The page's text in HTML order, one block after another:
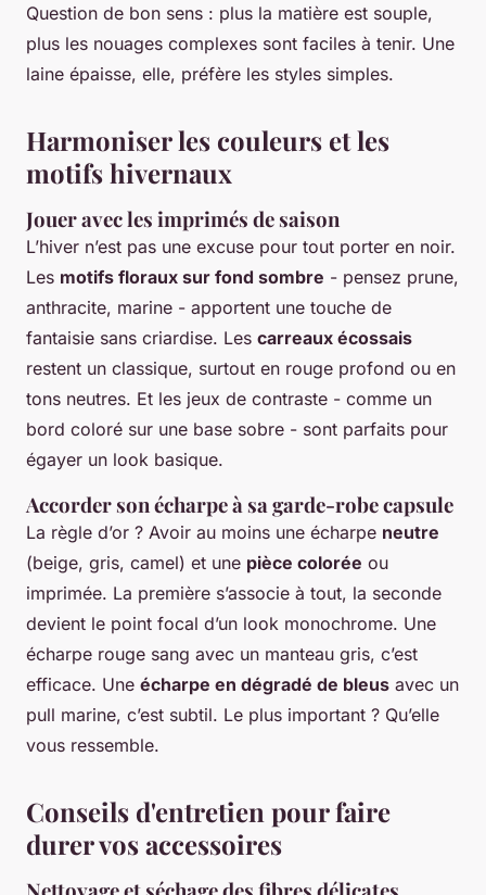
Question de bon sens : plus la matière est souple,
plus les nouages complexes sont faciles à tenir. Une
laine épaisse, elle, préfère les styles simples.
Harmoniser les couleurs et les
motifs hivernaux
Jouer avec les imprimés de saison
L’hiver n’est pas une excuse pour tout porter en noir.
Les motifs floraux sur fond sombre - pensez prune,
anthracite, marine - apportent une touche de
fantaisie sans criardise. Les carreaux écossais
restent un classique, surtout en rouge profond ou en
tons neutres. Et les jeux de contraste - comme un
bord coloré sur une base sobre - sont parfaits pour
égayer un look basique.
Accorder son écharpe à sa garde-robe capsule
La règle d’or ? Avoir au moins une écharpe neutre
(beige, gris, camel) et une pièce colorée ou
imprimée. La première s’associe à tout, la seconde
devient le point focal d’un look monochrome. Une
écharpe rouge sang avec un manteau gris, c’est
efficace. Une écharpe en dégradé de bleus avec un
pull marine, c’est subtil. Le plus important ? Qu’elle
vous ressemble.
Conseils d'entretien pour faire
durer vos accessoires